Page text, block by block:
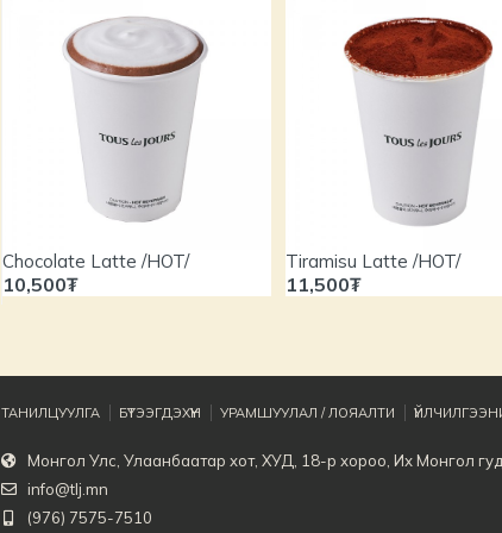
Chocolate Latte /HOT/
10,500₮
Tiramisu Latte /HOT/
11,500₮
Монгол Улс, Улаанбаатар хот, ХУД, 18-р хороо, Их Монгол
info@tlj.mn
(976) 7575-7510
ТАНИЛЦУУЛГА БҮТЭЭГДЭХҮҮН УРАМШУУЛАЛ / ЛОЯАЛТИ